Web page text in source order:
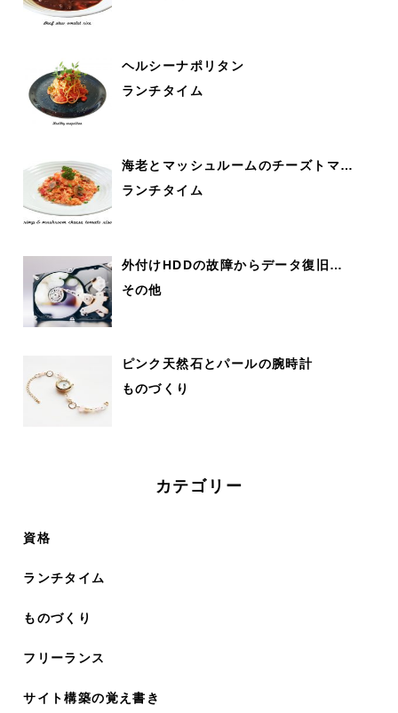
ヘルシーナポリタン
ランチタイム
海老とマッシュルームのチーズトマ…
ランチタイム
外付けHDDの故障からデータ復旧…
その他
ピンク天然石とパールの腕時計
ものづくり
カテゴリー
資格
ランチタイム
ものづくり
フリーランス
サイト構築の覚え書き